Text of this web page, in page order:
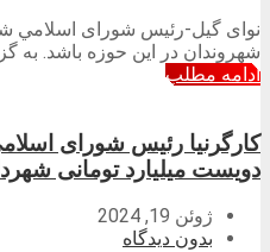
نوای گیل-رئیس شورای اسلامي
شهروندان در این حوزه باشد.
ادامه مطلب
کارگرنیا رئیس شورای
دویست میلیارد تومانی
ژوئن 19, 2024
بدون دیدگاه